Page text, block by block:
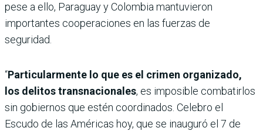
pese a ello, Paraguay y Colombia mantuvieron
importantes cooperaciones en las fuerzas de
seguridad.
“Particularmente lo que es el crimen organizado,
los delitos transnacionales, es imposible combatirlos
sin gobiernos que estén coordinados. Celebro el
Escudo de las Américas hoy, que se inauguró el 7 de